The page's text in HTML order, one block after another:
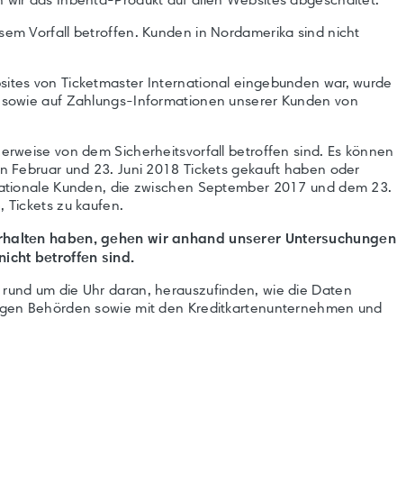
Vorfall betroffen. Kunden in Nordamerika sind nicht
von Ticketmaster International eingebunden war, wurde
auf Zahlungs-Informationen unserer Kunden von
von dem Sicherheitsvorfall betroffen sind. Es können
und 23. Juni 2018 Tickets gekauft haben oder
Kunden, die zwischen September 2017 und dem 23.
Tickets zu kaufen.
haben, gehen wir anhand unserer Untersuchungen
betroffen sind.
um die Uhr daran, herauszufinden, wie die Daten
Behörden sowie mit den Kreditkartenunternehmen und